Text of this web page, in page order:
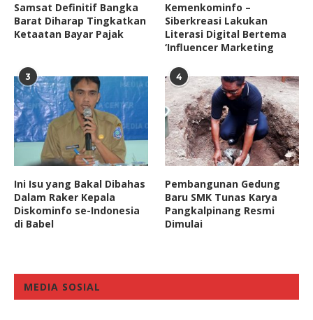
Samsat Definitif Bangka
Barat Diharap Tingkatkan
Ketaatan Bayar Pajak
Kemenkominfo –
Siberkreasi Lakukan
Literasi Digital Bertema
‘Influencer Marketing
3
Ini Isu yang Bakal Dibahas
Dalam Raker Kepala
Diskominfo se-Indonesia
di Babel
4
Pembangunan Gedung
Baru SMK Tunas Karya
Pangkalpinang Resmi
Dimulai
MEDIA SOSIAL